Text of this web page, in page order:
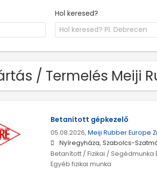
Hol keresed?
/ Termelés Meiji
Betanított gépkezelő
05.08.2026, Meiji Rubber Europe
Nyíregyháza, Szabolcs-
Betanított / Fizikai / Segédmunka
Egyéb fizikai munka